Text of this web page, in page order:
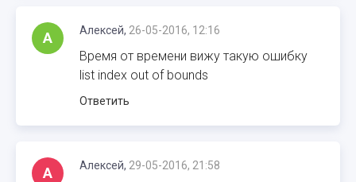
А Алексей, 26-05-2016, 12:16
Время от времени вижу такую ошибку
list index out of bounds
Ответить
А Алексей, 29-05-2016, 21:58